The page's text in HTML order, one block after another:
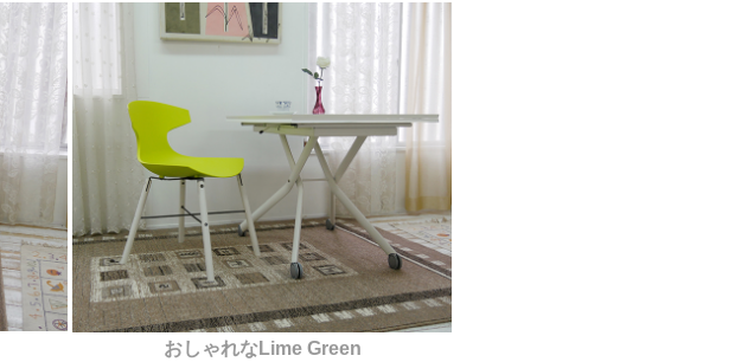
おしゃれなLime Green